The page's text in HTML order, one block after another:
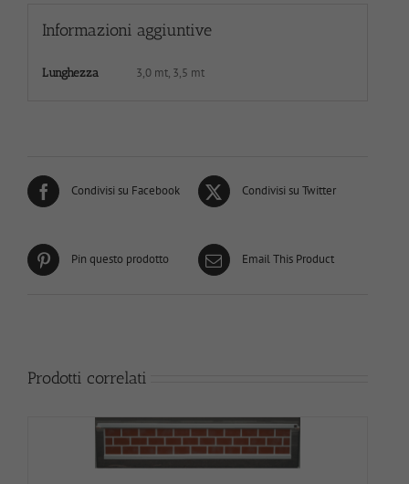
Informazioni aggiuntive
Lunghezza 3,0 mt, 3,5 mt
Condivisi su Facebook Condivisi su Twitter
Pin questo prodotto Email This Product
Prodotti correlati